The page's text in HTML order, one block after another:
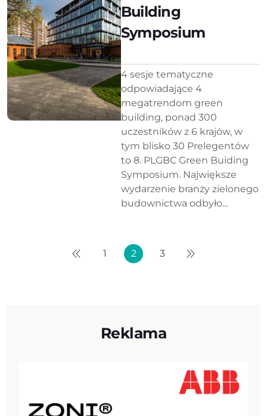
Building
Symposium
4 sesje tematyczne
odpowiadające 4
megatrendom green
building, ponad 300
uczestników z 6 krajów, w
tym blisko 30 Prelegentów
to 8. PLGBC Green Buiding
Symposium. Największe
wydarzenie branży zielonego
budownictwa odbyło...
1 2 3
Reklama